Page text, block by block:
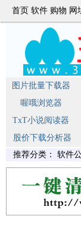
首页 软件 购物 网
图片批量下载器
喔哦浏览器
TxT小说阅读器
股价下载分析器
推荐分类： 软件